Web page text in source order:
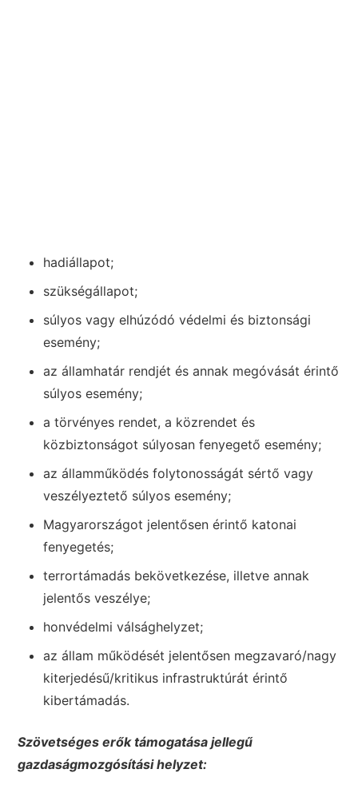
hadiállapot;
szükségállapot;
súlyos vagy elhúzódó védelmi és biztonsági
esemény;
az államhatár rendjét és annak megóvását érintő
súlyos esemény;
a törvényes rendet, a közrendet és
közbiztonságot súlyosan fenyegető esemény;
az államműködés folytonosságát sértő vagy
veszélyeztető súlyos esemény;
Magyarországot jelentősen érintő katonai
fenyegetés;
terrortámadás bekövetkezése, illetve annak
jelentős veszélye;
honvédelmi válsághelyzet;
az állam működését jelentősen megzavaró/nagy
kiterjedésű/kritikus infrastruktúrát érintő
kibertámadás.
Szövetséges erők támogatása jellegű
gazdaságmozgósítási helyzet: